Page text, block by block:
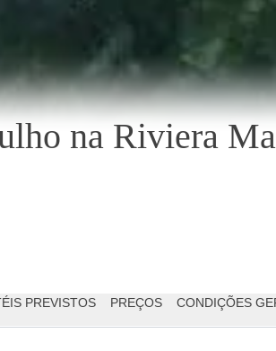
na Riviera
PREVISTOS PREÇOS CONDIÇÕES